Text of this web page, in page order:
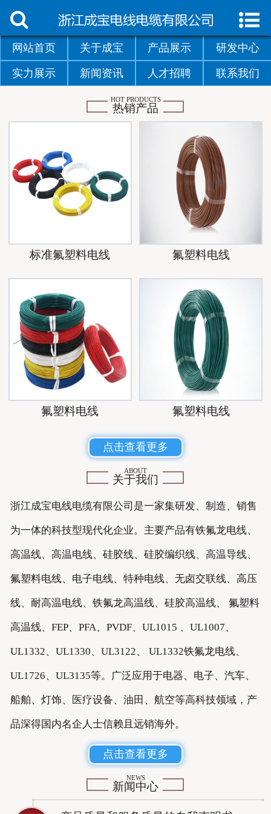
首页
关于成宝
产品中心
实力展示
新闻资讯
人才招聘
网站首页 关于成宝 产品展示 研发中心
实力展示 新闻资讯 人才招聘 联系我们
HOT PRODUCTS
热销产品
标准氟塑料电线 氟塑料电线
氟塑料电线 氟塑料电线
点击查看更多
ABOUT
关于我们
浙江成宝电线电缆有限公司是一家集研发、制造、销售
为一体的科技型现代化企业。主要产品有铁氟龙电线、
高温线、高温电线、硅胶线、硅胶编织线、高温导线、
氟塑料电线、电子电线、特种电线、无卤交联线、高压
线、耐高温电线、铁氟龙高温线、硅胶高温线、 氟塑料
高温线、FEP、PFA、PVDF、UL1015 、UL1007、
UL1332、UL1330、UL3122、 UL1332铁氟龙电线、
UL1726、UL3135等。广泛应用于电器、电子、汽车、
船舶、灯饰、医疗设备、油田、航空等高科技领域，产
品深得国内名企人士信赖且远销海外。
点击查看更多
NEWS
新闻中心